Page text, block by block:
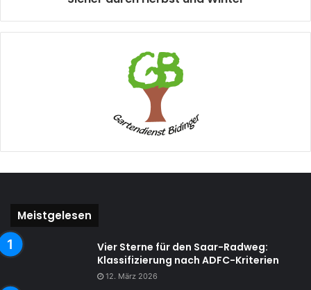
Meistgelesen
Vier Sterne für den Saar-Radweg:
Klassifizierung nach ADFC-Kriterien
12. März 2026